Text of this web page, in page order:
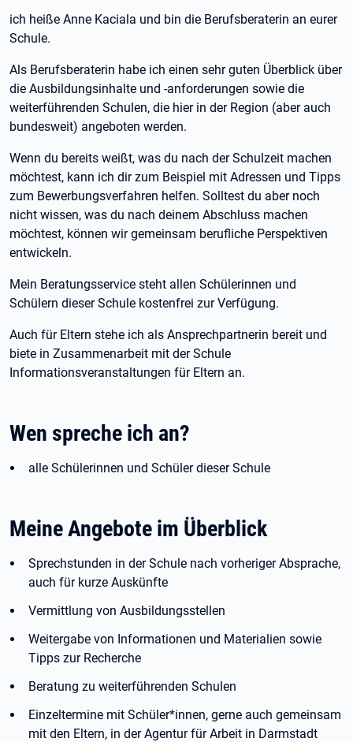
ich heiße Anne Kaciala und bin die Berufsberaterin an eurer
Schule.
Als Berufsberaterin habe ich einen sehr guten Überblick über
die Ausbildungsinhalte und -anforderungen sowie die
weiterführenden Schulen, die hier in der Region (aber auch
bundesweit) angeboten werden.
Wenn du bereits weißt, was du nach der Schulzeit machen
möchtest, kann ich dir zum Beispiel mit Adressen und Tipps
zum Bewerbungsverfahren helfen. Solltest du aber noch
nicht wissen, was du nach deinem Abschluss machen
möchtest, können wir gemeinsam berufliche Perspektiven
entwickeln.
Mein Beratungsservice steht allen Schülerinnen und
Schülern dieser Schule kostenfrei zur Verfügung.
Auch für Eltern stehe ich als Ansprechpartnerin bereit und
biete in Zusammenarbeit mit der Schule
Informationsveranstaltungen für Eltern an.
Wen spreche ich an?
alle Schülerinnen und Schüler dieser Schule
Meine Angebote im Überblick
Sprechstunden in der Schule nach vorheriger Absprache,
auch für kurze Auskünfte
Vermittlung von Ausbildungsstellen
Weitergabe von Informationen und Materialien sowie
Tipps zur Recherche
Beratung zu weiterführenden Schulen
Einzeltermine mit Schüler*innen, gerne auch gemeinsam
mit den Eltern, in der Agentur für Arbeit in Darmstadt